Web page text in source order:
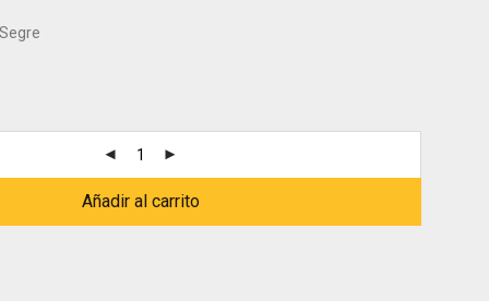
Añadir al carrito